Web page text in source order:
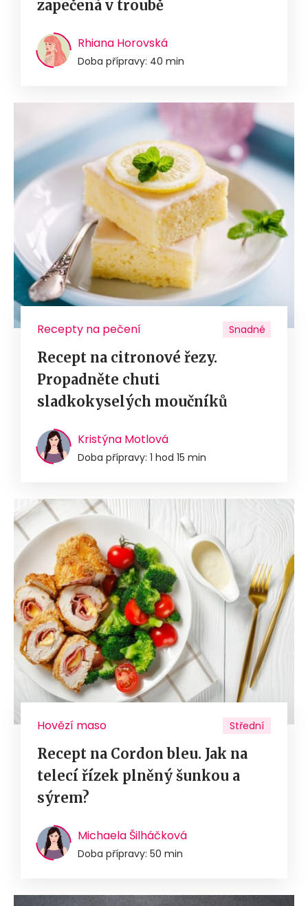
zapečená v troubě
Rhiana Horovská
Doba přípravy: 40 min
Recepty na pečení Snadné
Recept na citronové řezy.
Propadněte chuti
sladkokyselých moučníků
Kristýna Motlová
Doba přípravy: 1 hod 15 min
Hovězí maso Střední
Recept na Cordon bleu. Jak na
telecí řízek plněný šunkou a
sýrem?
Michaela Šilháčková
Doba přípravy: 50 min